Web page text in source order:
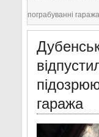
пограбуванні гаража
гаража